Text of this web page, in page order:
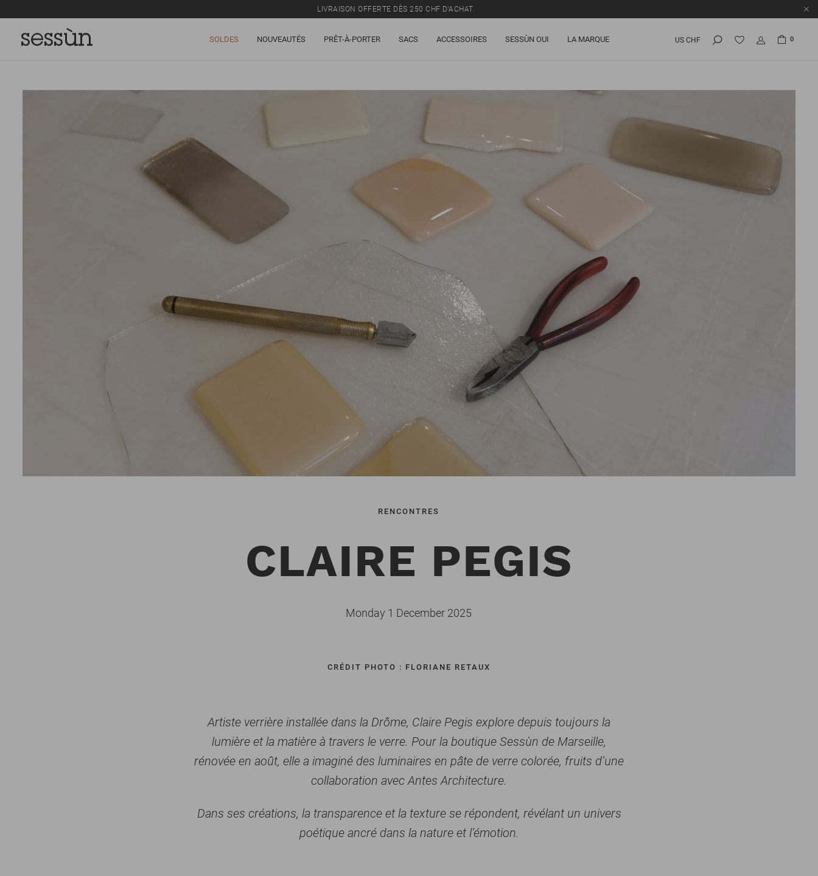
TOUS LES PRIX INCLUENT LA TVA ET LES DROITS DE DOUANE.
SOLDES NOUVEAUTÉS PRÊT-À-PORTER SACS ACCESSOIRES SESSÙN OUI LA MARQUE US CHF 0
RENCONTRES
CLAIRE PEGIS
Monday 1 December 2025
CRÉDIT PHOTO : FLORIANE RETAUX
Artiste verrière installée dans la Drôme, Claire Pegis explore depuis toujours la
lumière et la matière à travers le verre. Pour la boutique Sessùn de Marseille,
rénovée en août, elle a imaginé des luminaires en pâte de verre colorée, fruits d’une
collaboration avec Antes Architecture.
Dans ses créations, la transparence et la texture se répondent, révélant un univers
poétique ancré dans la nature et l’émotion.